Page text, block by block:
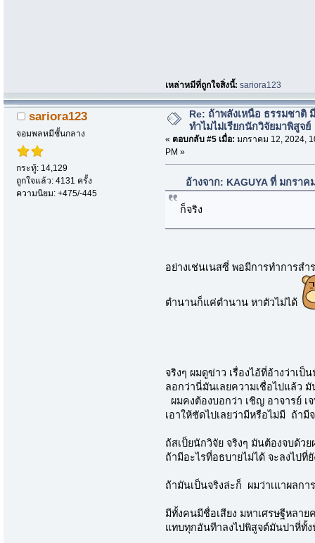
เหล่าหมีที่ถูกใจสิ่งนี้:sariora123
sariora123
จอมพลหมีชั้นกลาง
กระทู้: 14,129
ถูกใจแล้ว: 4131 ครั้ง
ความนิยม: +475/-445
Re: ถ้าพลังเหนือ ธรรมชาติ
ทำไมไม่เรียกนักวิจัยมาพิสูจย์
« ตอบกลับ #5 เมื่อ: มกราคม 12, 2024,
PM »
อ้างจาก: KAGUYA ที่ มกราค
ก็จริง
อย่างเช่นเนสซี่ พอมีการทำการส
ตำนานก็แค่ตำนาน หาตัวไม่ได้
จริงๆ ผมดูข่าว เรื่องไอ้ที่อ้างว่าเ
ลอกว่านี่มันเลยความเชื่อไปแล้ว มั
ผมคงต้องบอกว่า เชิญ อาจารย์
เอาให้ชัดไปเลยว่ามีหรือไม่มี ถ้า
ถ้สเป็ยนักวิจัย จริงๆ มันต้องจบด้ว
ถ้ามีอะไรที่อธบายไม่ได้ จะลงไป
ถ้ามันเป็นจริงล่ะก็ ผมว่าเแาผลก
มีทั้งคนมีชื่อเสียง มหาเศรษฐีหลา
แทบทุกอันทีาลงไปพิสูจต์มันปาหี่ทั้